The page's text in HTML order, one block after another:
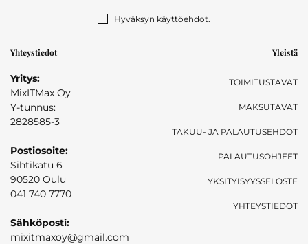
Hyväksyn käyttöehdot.
Yhteystiedot
Yritys:
MixITMax Oy
Y-tunnus:
2828585-3
Postiosoite:
Sihtikatu 6
90520 Oulu
041 740 7770
Sähköposti:
mixitmaxoy@gmail.com
Yleistä
TOIMITUSTAVAT
MAKSUTAVAT
TAKUU- JA PALAUTUSEHDOT
PALAUTUSOHJEET
YKSITYISYYSSELOSTE
YHTEYSTIEDOT